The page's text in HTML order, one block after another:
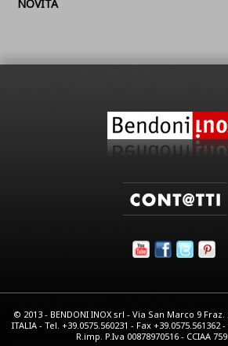
NOVITÁ
© 2013 - BENDONI INOX srl - Via San Marco 9 Fraz.
ITALIA - Tel. +39.0575.560231 - Fax +39.0575.561362
R.imp. P.Iva 00878970516 - CCIAA